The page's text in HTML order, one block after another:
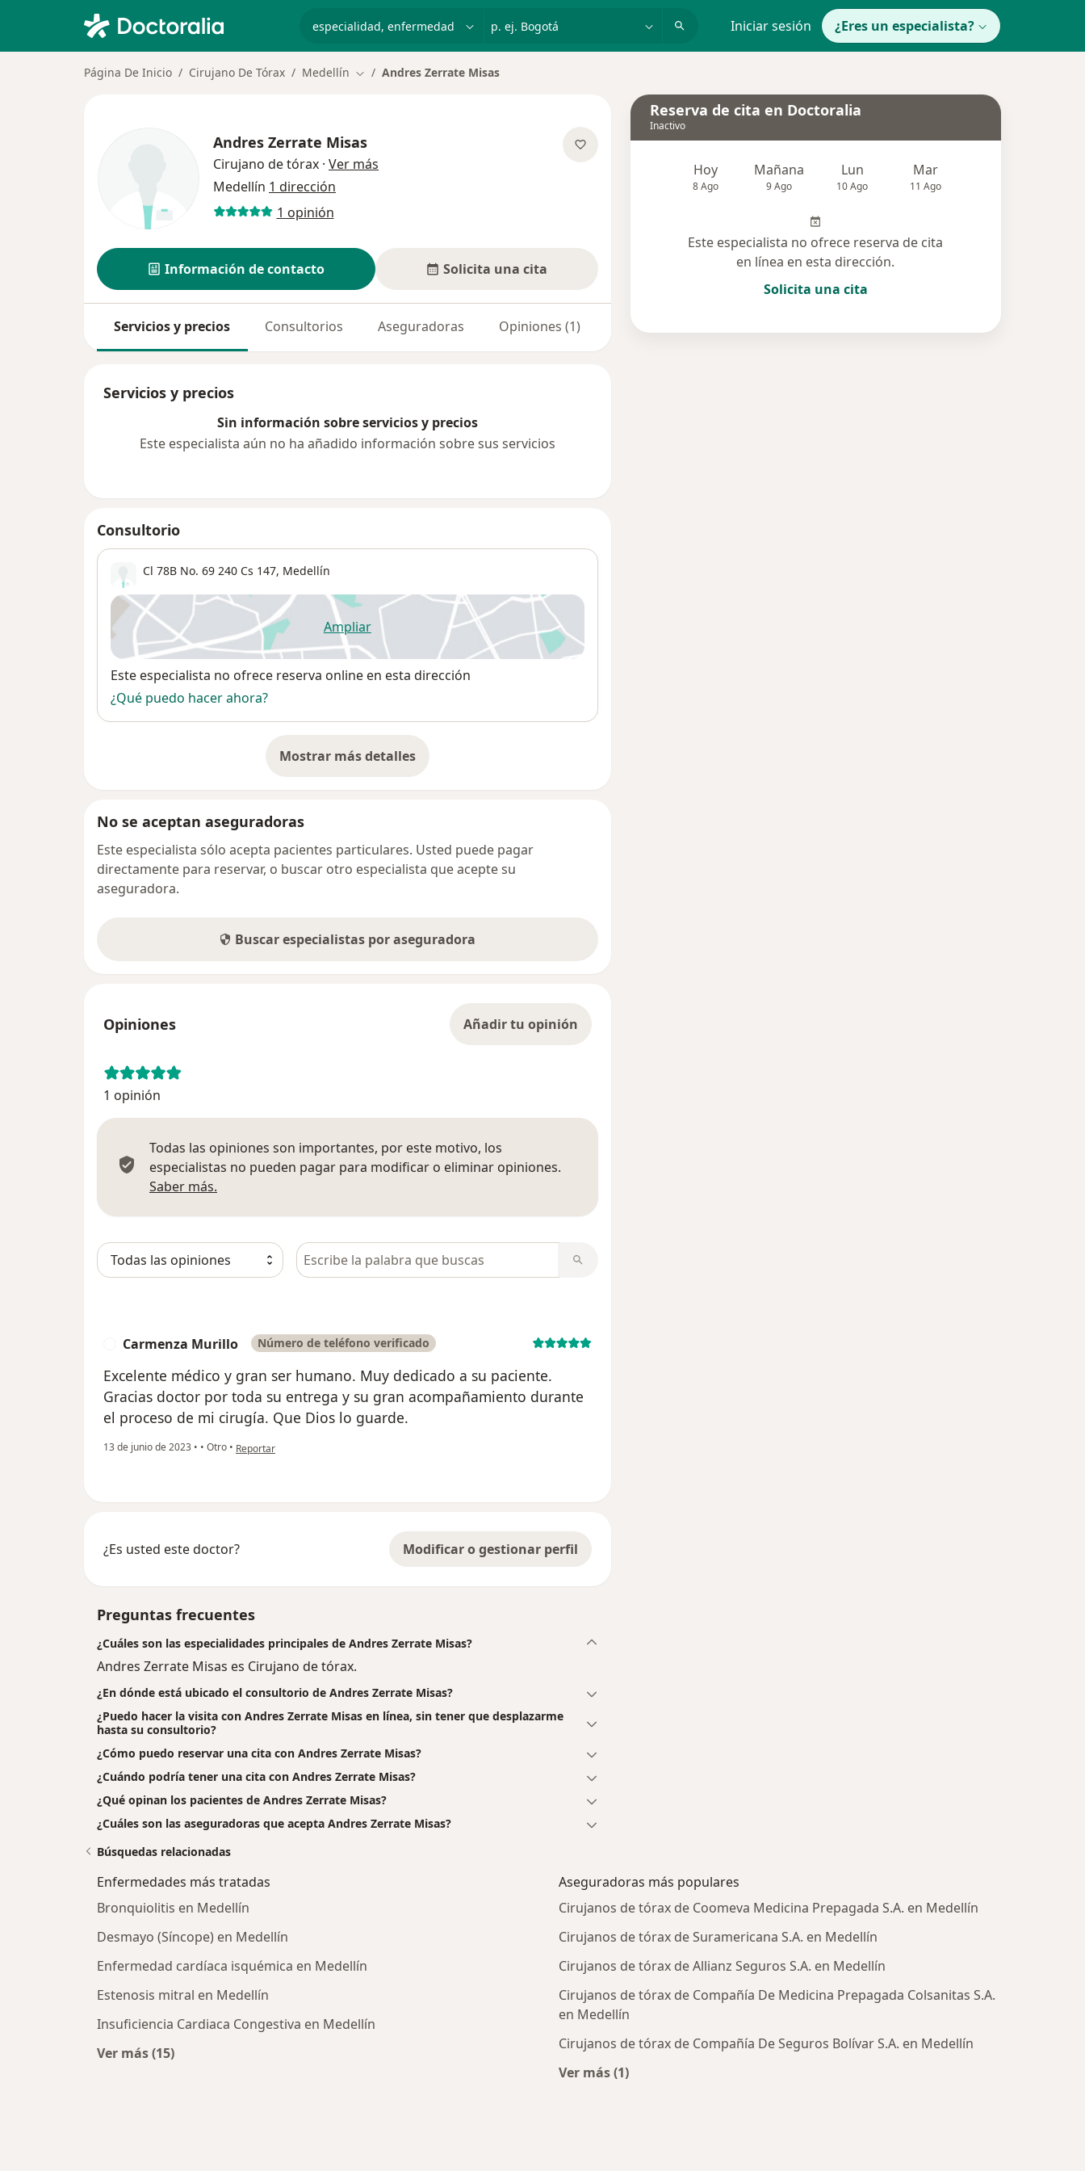
p. ej. Bogotá Iniciar sesión ¿Eres un especialista?
Página De Inicio Cirujano De Tórax Medellín Cambiar de ciudad
Andres Zerrate Misas
Andres Zerrate Misas
Cirujano de tórax · Ver más
Medellín 1 dirección
1 opinión
Información de contacto Solicita una cita
Servicios y precios Consultorios Aseguradoras Opiniones (1)
Servicios y precios
Sin información sobre servicios y precios
Este especialista aún no ha añadido información sobre sus servicios
Consultorio
Cl 78B No. 69 240 Cs 147, Medellín
Ampliarse abre en una nueva pestaña
Disponibilidad
Este especialista no ofrece reserva online en esta dirección
¿Qué puedo hacer ahora?
Mostrar más detalles
sobre la dirección
No se aceptan aseguradoras
Este especialista sólo acepta pacientes particulares. Usted puede pagar
directamente para reservar, o buscar otro especialista que acepte su
aseguradora.
Buscar especialistas por aseguradora
Opiniones Añadir tu opinión
1 opinión
Todas las opiniones son importantes, por este motivo, los
especialistas no pueden pagar para modificar o eliminar opiniones.
Saber más.
Busca en opiniones
Carmenza Murillo Número de teléfono verificado
Excelente médico y gran ser humano. Muy dedicado a su paciente.
Gracias doctor por toda su entrega y su gran acompañamiento durante
el proceso de mi cirugía. Que Dios lo guarde.
13 de junio de 2023 • • Otro • en opinión del usuario Carmenza Murillo
Reportar
¿Es usted este doctor? Modificar o gestionar perfil
Preguntas frecuentes
¿Cuáles son las especialidades principales de Andres Zerrate Misas?
Andres Zerrate Misas es Cirujano de tórax.
¿En dónde está ubicado el consultorio de Andres Zerrate Misas?
¿Puedo hacer la visita con Andres Zerrate Misas en línea, sin tener que desplazarme
hasta su consultorio?
¿Cómo puedo reservar una cita con Andres Zerrate Misas?
¿Cuándo podría tener una cita con Andres Zerrate Misas?
¿Qué opinan los pacientes de Andres Zerrate Misas?
¿Cuáles son las aseguradoras que acepta Andres Zerrate Misas?
Reserva de cita en Doctoralia
Inactivo
Hoy
8 Ago
Mañana
9 Ago
Lun
10 Ago
Mar
11 Ago
Este especialista no ofrece reserva de cita
en línea en esta dirección.
Solicita una cita
Búsquedas relacionadas
Enfermedades más tratadas
Bronquiolitis en Medellín
Desmayo (Síncope) en Medellín
Enfermedad cardíaca isquémica en Medellín
Estenosis mitral en Medellín
Insuficiencia Cardiaca Congestiva en Medellín
Ver más (15)
Aseguradoras más populares
Cirujanos de tórax de Coomeva Medicina Prepagada S.A. en Medellín
Cirujanos de tórax de Suramericana S.A. en Medellín
Cirujanos de tórax de Allianz Seguros S.A. en Medellín
Cirujanos de tórax de Compañía De Medicina Prepagada Colsanitas S.A.
en Medellín
Cirujanos de tórax de Compañía De Seguros Bolívar S.A. en Medellín
Ver más (1)